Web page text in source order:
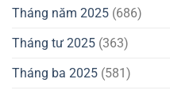
Tháng năm 2025 (686)
Tháng tư 2025 (363)
Tháng ba 2025 (581)